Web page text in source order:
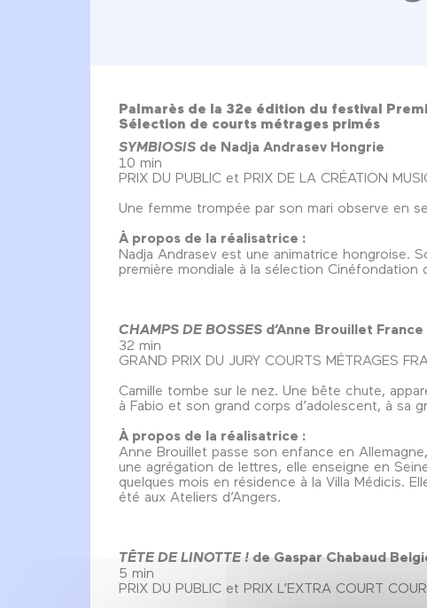
Palmarès de la 32e édition du festival
Sélection de courts métrages primés
SYMBIOSIS de Nadja Andrasev Hongrie
10 min
PRIX DU PUBLIC et PRIX DE LA CRÉATION
Une femme trompée par son mari observe en
À propos de la réalisatrice :
Nadja Andrasev est une animatrice hongroise.
première mondiale à la sélection Cinéfondation
CHAMPS DE BOSSES d’Anne Brouillet France
32 min
GRAND PRIX DU JURY COURTS MÉTRAGES
Camille tombe sur le nez. Une bête chute,
à Fabio et son grand corps d’adolescent, à sa
À propos de la réalisatrice :
Anne Brouillet passe son enfance en
une agrégation de lettres, elle enseigne en
quelques mois en résidence à la Villa Médicis.
été aux Ateliers d’Angers.
TÊTE DE LINOTTE ! de Gaspar Chabaud
5 min
PRIX DU PUBLIC et PRIX L’EXTRA COURT